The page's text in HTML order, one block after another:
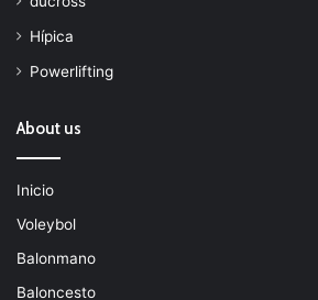
Hípica
Powerlifting
About us
Inicio
Voleybol
Balonmano
Baloncesto